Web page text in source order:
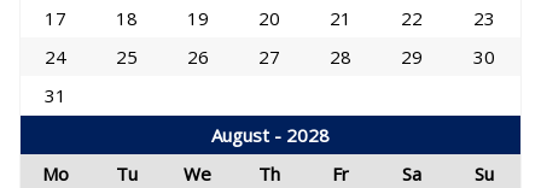
17
18 19 20 21 22
23
24
25 26 27 28 29
30
31
August - 2028
Mo
Tu We Th Fr Sa
Su